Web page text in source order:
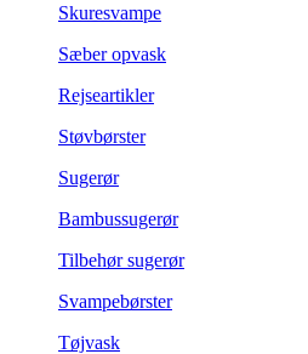
Skuresvampe
Sæber opvask
Rejseartikler
Støvbørster
Sugerør
Bambussugerør
Tilbehør sugerør
Svampebørster
Tøjvask